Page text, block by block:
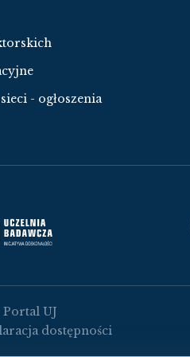
- ogłoszenia
UJ
dostępności